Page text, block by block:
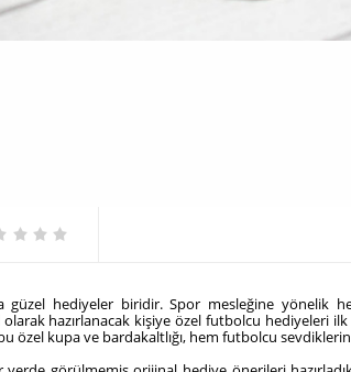
güzel hediyeler biridir. Spor mesleğine
hazırlanacak kişiye özel futbolcu hediyeleri
özel kupa ve bardakaltlığı, hem futbolcu